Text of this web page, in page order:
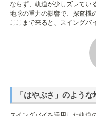
ならず、軌道が少しズレてい
地球の重力の影響で、探査機
ここまで来ると、スイングバ
「はやぶさ」のよう